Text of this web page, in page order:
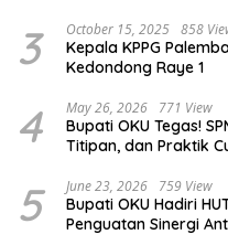
3 October 15, 2025 858
Kepala KPPG
Kedondong Raye 1
4 May 26, 2026 771 View
Bupati OKU Tegas!
Titipan, dan Praktik
5 June 23, 2026 759 View
Bupati OKU Hadiri
Penguatan Sinergi